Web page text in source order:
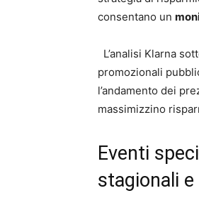
consentano un
L’analisi Klarna
promozionali
l’andamento dei
massimizzino
Eventi
stagionali